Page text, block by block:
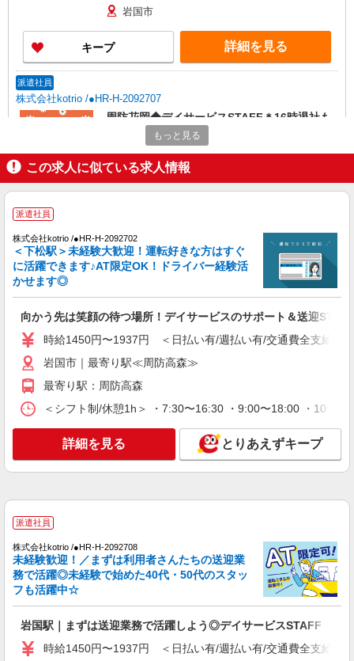
岩国市
キープ 詳細を見る
派遣社員
株式会社kotrio /●HR-H-2092707
周防花岡◆デイサービスSTAFF＊16時退社も
OK！子育て世代活躍中
時給1450円〜1937円 ＜日払い有/週払い有/交
通費全支給(ガソリン代含む)＞
岩国市
正社員
グループホーム ソラストりんか岩国/3580000000-004
介護職員（ヘルパー）（役職なし）
月給248,640円〜259,312円（経験・能力等に
よる） ＜給与補足＞夜勤6回分（44,040〜44,712
円）含む。※夜勤1回あたり7,340〜7,452円（深夜
山口県岩国市川口町1-8-6
キープ
派遣社員
株式会社kotrio /●HR-H-1855670
[ 面接なし ]柱野近くの支援員★社会活動の見
通費全支給(ガソリン代含む)＞
キープ 詳細を見る
派遣社員
株式会社kotrio /●HR-H-1855456
柱野駅近くの病院で看護師さんのお手伝い★未
もっと見る
この求人に似ている求人情報
派遣社員
株式会社kotrio /●HR-H-2092702
＜下松駅＞未経験大歓迎！運転好きな方はすぐ
に活躍できます♪AT限定OK！ドライバー経験活
かせます◎
向かう先は笑顔の待つ場所！デイサービスのサポート＆送迎STAFF
時給1450円〜1937円 ＜日払い有/週払い有/交通費全支給(ガ
岩国市｜最寄り駅≪周防高森≫
最寄り駅：周防高森
＜シフト制/休憩1h＞ ・7:30〜16:30 ・9:00〜18:00 ・
詳細を見る とりあえずキープ
派遣社員
株式会社kotrio /●HR-H-2092708
未経験歓迎！／まずは利用者さんたちの送迎業
務で活躍◎未経験で始めた40代・50代のスタッ
フも活躍中☆
岩国駅｜まずは送迎業務で活躍しよう◎デイサービスSTAFF
時給1450円〜1937円 ＜日払い有/週払い有/交通費全支給(ガ